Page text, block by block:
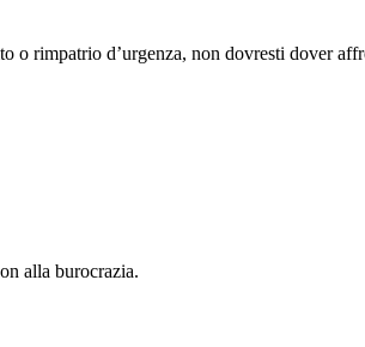
o rimpatrio d’urgenza, non dovresti dover
alla burocrazia.